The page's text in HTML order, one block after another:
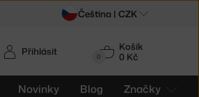
0
Košík
0 Kč
Novinky Blog Značky
Přihlásit
Čeština | CZK